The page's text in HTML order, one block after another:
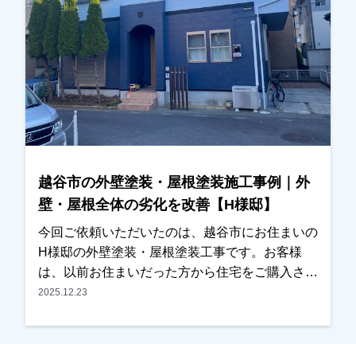
ながら塗料や施工内容を調整し、今回施工をお任
せいただくことになりました。施工後は、「職人
さんも丁寧で安心して任せられました」「仕上が
りにも大変満足しています」とのお言葉をいただ
き、私たちも大変嬉しく思っております。この度
は大切なお住まいの外壁塗装・屋根塗装工事をお
任せいただき誠にありがとうございました。
越谷市の外壁塗装・屋根塗装施工事例｜外
壁・屋根全体の劣化を改善【H様邸】
今回ご依頼いただいたのは、越谷市にお住まいの
H様邸の外壁塗装・屋根塗装工事です。お客様
は、以前お住まいだった方から住宅をご購入され
たばかりで、これから長く住まわれるにあたり、
2025.12.23